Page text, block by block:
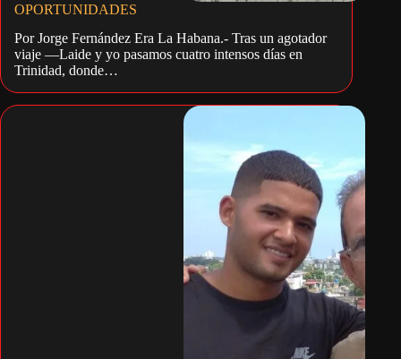
OPORTUNIDADES
Por Jorge Fernández Era La Habana.- Tras un agotador
viaje —Laide y yo pasamos cuatro intensos días en
Trinidad, donde…